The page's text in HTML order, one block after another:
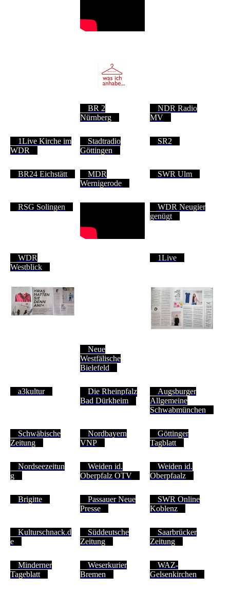
BR 2
Nürnberg
NDR Radio
MV
1Live Kirche im
WDR
Stadtradio
Göttingen
SR2
BR24 Eichstätt
MDR
Wernigerode
SWR Ulm
RSG Solingen
WDR Neugier
genügt
WDR
Westblick
1Live
Neue
Westfälische
Bielefeld
a3kultur
Die Rheinpfalz
Bad Dürkheim
Augsburger
Allgemeine
Schwabmünchen
Schwäbische
Zeitung
Nordbayern
VNP
Göttinger
Tagblatt
Nordseezeitun
g
Weiden id.
Oberpfalz OTV
Weiden id.
Oberpfaalz
Brigitte
Passauer Neue
Presse
SWR Online
Koblenz
Kulturschnack.d
e
Süddeutsche
Zeitung
Saarbrücker
Zeitung
Minderner
Tageblatt
Weserkurier
Bremen
WAZ-
Gelsenkirchen